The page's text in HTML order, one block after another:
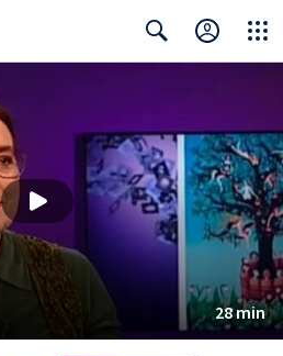
28 min